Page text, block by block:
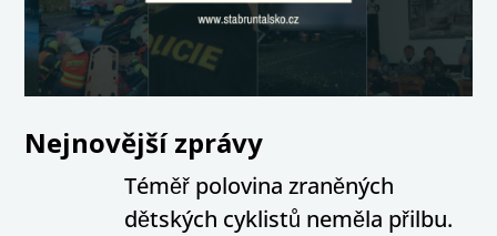
Nejnovější zprávy
Téměř polovina zraněných
dětských cyklistů neměla přilbu.